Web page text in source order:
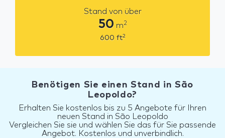
Stand von über
50 m2
600 ft2
Benötigen Sie einen Stand in São
Leopoldo?
Erhalten Sie kostenlos bis zu 5 Angebote für Ihren
neuen Stand in São Leopoldo
Vergleichen Sie sie und wählen Sie das für Sie passende
Angebot. Kostenlos und unverbindlich.